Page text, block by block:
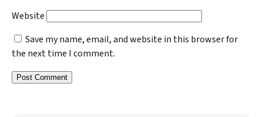
Website
Save my name, email, and website in this browser for
the next time I comment.